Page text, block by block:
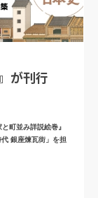
が刊行
町並み詳説絵巻』
銀座煉瓦街」を担